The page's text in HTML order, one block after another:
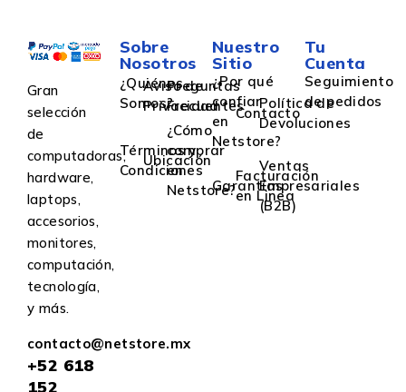
Gran
selección
de
computadoras,
hardware,
laptops,
accesorios,
monitores,
computación,
tecnología,
y más.
contacto@netstore.mx
+52 618
152
Sobre
Nosotros
¿Quiénes
Somos?
Aviso de
Privacidad
Preguntas
Frecuentes
Términos y
Condiciones
Ubicación
¿Cómo
comprar
en
Netstore?
Nuestro
Sitio
¿Por qué
confiar
en
Netstore?
Contacto
Política de
Devoluciones
Garantías
Facturación
en Linea
Ventas
Empresariales
(B2B)
Tu
Cuenta
Seguimiento
de pedidos